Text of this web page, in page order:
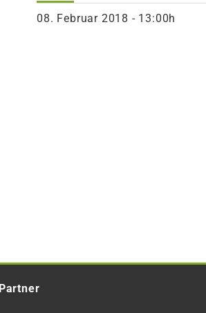
08. Februar 2018 - 13:00h
Partner